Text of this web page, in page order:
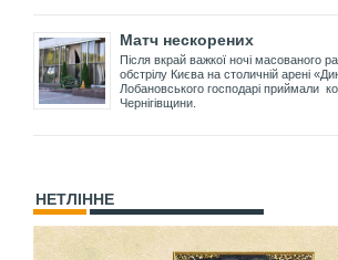
Матч нескорених
Після вкрай важкої ночі масованого
обстрілу Києва на столичній арені
Лобановського господарі приймали
Чернігівщини.
НЕТЛІННЕ